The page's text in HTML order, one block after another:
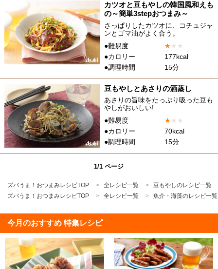
カツオと豆もやしの韓国風和えも
の～簡単3stepおつまみ～
さっぱりしたカツオに、コチュジャ
ンとゴマ油がよく合う。
●難易度
★★ ★
●カロリー
177kcal
●調理時間
15分
豆もやしとあさりの酒蒸し
あさりの旨味をたっぷり吸った豆も
やしがおいしい!
●難易度
★★ ★
●カロリー
70kcal
●調理時間
15分
1/1 ページ
ズバうま！おつまみレシピTOP 全レシピ一覧
豆もやしのレシピ一覧
ズバうま！おつまみレシピTOP
全レシピ一覧 魚介・海藻のレシピ一覧
今月のおすすめ 特集レシピ